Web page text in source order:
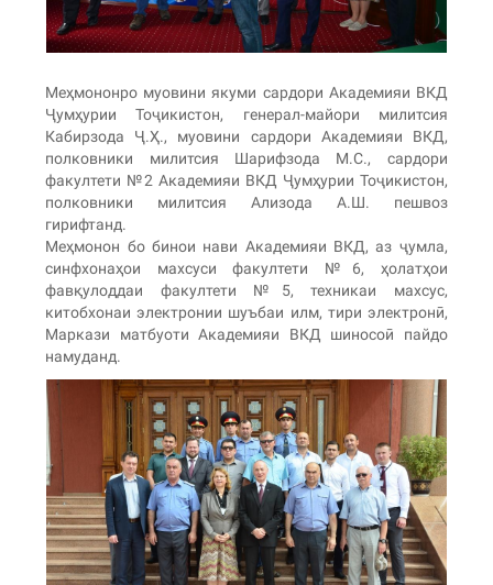
Меҳмононро муовини якуми сардори Академияи ВКД
Ҷумҳурии Тоҷикистон, генерал-майори милитсия
Кабирзода Ҷ.Ҳ., муовини сардори Академияи ВКД,
полковники милитсия Шарифзода М.С., сардори
факултети №2 Академияи ВКД Ҷумҳурии Тоҷикистон,
полковники милитсия Ализода А.Ш. пешвоз
гирифтанд.
Меҳмонон бо бинои нави Академияи ВКД, аз ҷумла,
синфхонаҳои махсуси факултети №6, ҳолатҳои
фавқулоддаи факултети №5, техникаи махсус,
китобхонаи электронии шуъбаи илм, тири электронӣ,
Маркази матбуоти Академияи ВКД шиносоӣ пайдо
намуданд.